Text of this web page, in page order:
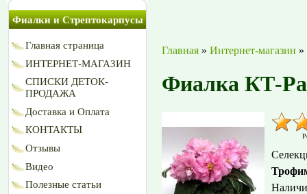
Фиалки и Стрептокарпусы
Главная страница
ИНТЕРНЕТ-МАГАЗИН
СПИСКИ ДЕТОК-
ПРОДАЖА
Доставка и Оплата
КОНТАКТЫ
Отзывы
Видео
Полезные статьи
Главная » Интернет-магазин »
Фиалка КТ-